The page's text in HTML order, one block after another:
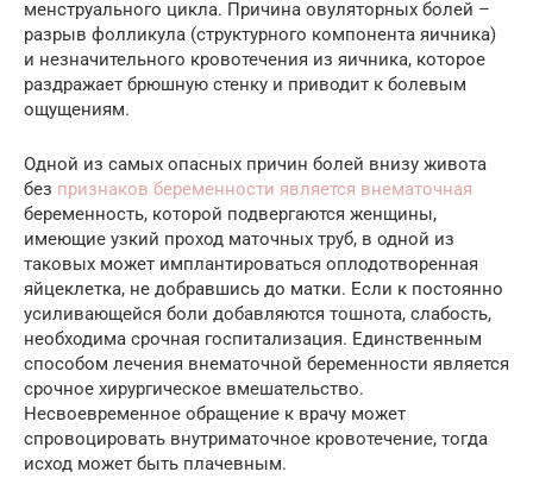
менструального цикла. Причина овуляторных болей –
разрыв фолликула (структурного компонента яичника)
и незначительного кровотечения из яичника, которое
раздражает брюшную стенку и приводит к болевым
ощущениям.
Одной из самых опасных причин болей внизу живота
без признаков беременности является внематочная
беременность, которой подвергаются женщины,
имеющие узкий проход маточных труб, в одной из
таковых может имплантироваться оплодотворенная
яйцеклетка, не добравшись до матки. Если к постоянно
усиливающейся боли добавляются тошнота, слабость,
необходима срочная госпитализация. Единственным
способом лечения внематочной беременности является
срочное хирургическое вмешательство.
Несвоевременное обращение к врачу может
спровоцировать внутриматочное кровотечение, тогда
исход может быть плачевным.